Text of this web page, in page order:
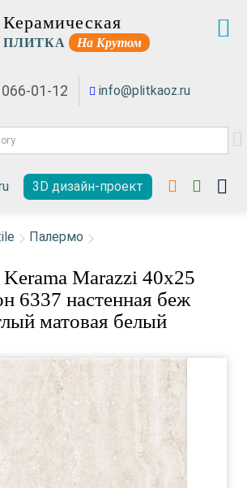
Керамическая
ПЛИТКА На Крутом
01-12 info@plitkaoz.ru
3D дизайн-проект
Палермо
Marazzi 40x25
6337 настенная беж
матовая белый